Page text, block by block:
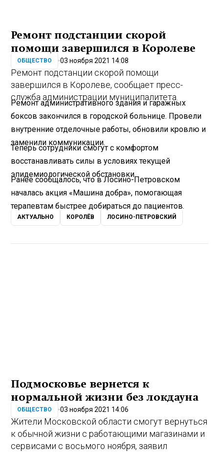
Ремонт подстанции скорой
помощи завершился в Королеве
ОБЩЕСТВО 03 ноября 2021 14:08
Ремонт подстанции скорой помощи
завершился в Королеве, сообщает пресс-
служба администрации муниципалитета.
Ремонт административного здания и гаражных
боксов закончился в городской больнице. Провели
внутренние отделочные работы, обновили кровлю и
заменили коммуникации.
Теперь сотрудники смогут с комфортом
восстанавливать силы в условиях текущей
эпидемиологической обстановки.
Ранее сообщалось, что в Лосино-Петровском
началась акция «Машина добра», помогающая
терапевтам быстрее добираться до пациентов.
АКТУАЛЬНО КОРОЛЁВ ЛОСИНО-ПЕТРОВСКИЙ
Подмосковье вернется к
нормальной жизни без локдауна
ОБЩЕСТВО 03 ноября 2021 14:06
Жители Московской области смогут вернуться
к обычной жизни с работающими магазинами и
сервисами с восьмого ноября, заявил